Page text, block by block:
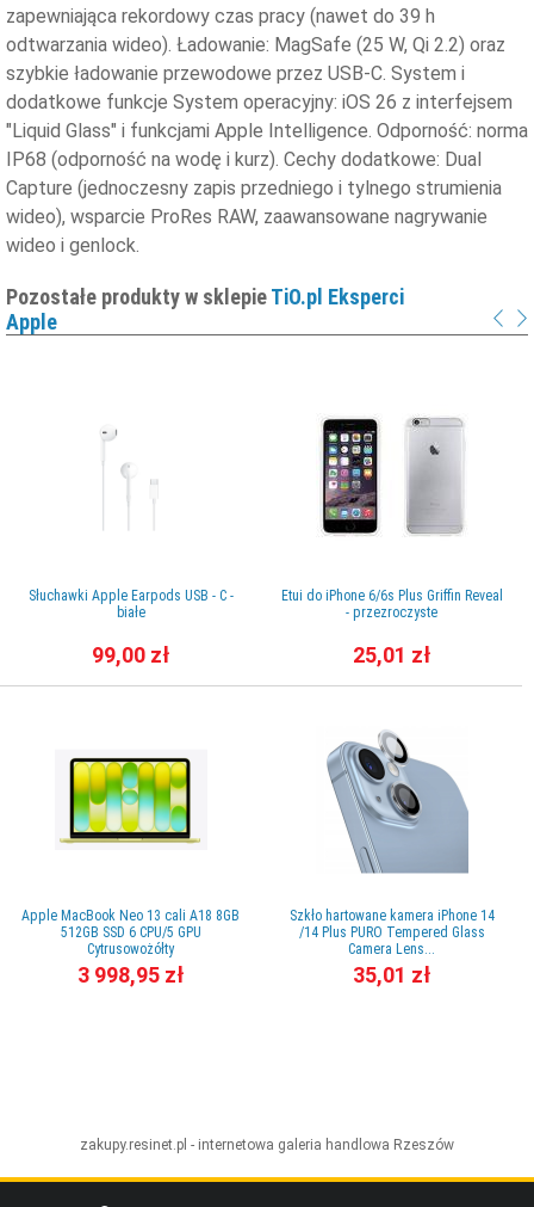
zapewniająca rekordowy czas pracy (nawet do 39 h
odtwarzania wideo). Ładowanie: MagSafe (25 W, Qi 2.2) oraz
szybkie ładowanie przewodowe przez USB-C. System i
dodatkowe funkcje System operacyjny: iOS 26 z interfejsem
"Liquid Glass" i funkcjami Apple Intelligence. Odporność: norma
IP68 (odporność na wodę i kurz). Cechy dodatkowe: Dual
Capture (jednoczesny zapis przedniego i tylnego strumienia
wideo), wsparcie ProRes RAW, zaawansowane nagrywanie
wideo i genlock.
Pozostałe produkty w sklepieTiO.pl Eksperci
Apple
Słuchawki Apple Earpods USB - C -
białe
99,00 zł
Apple MacBook Neo 13 cali A18 8GB
512GB SSD 6 CPU/5 GPU
Cytrusowożółty
3 998,95 zł
Etui do iPhone 6/6s Plus Griffin Reveal
- przezroczyste
25,01 zł
Szkło hartowane kamera iPhone 14
/14 Plus PURO Tempered Glass
Camera Lens...
35,01 zł
zakupy.resinet.pl - internetowa galeria handlowa Rzeszów